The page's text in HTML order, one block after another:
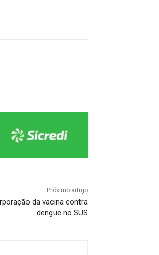
Próximo artigo
da vacina contra
dengue no SUS